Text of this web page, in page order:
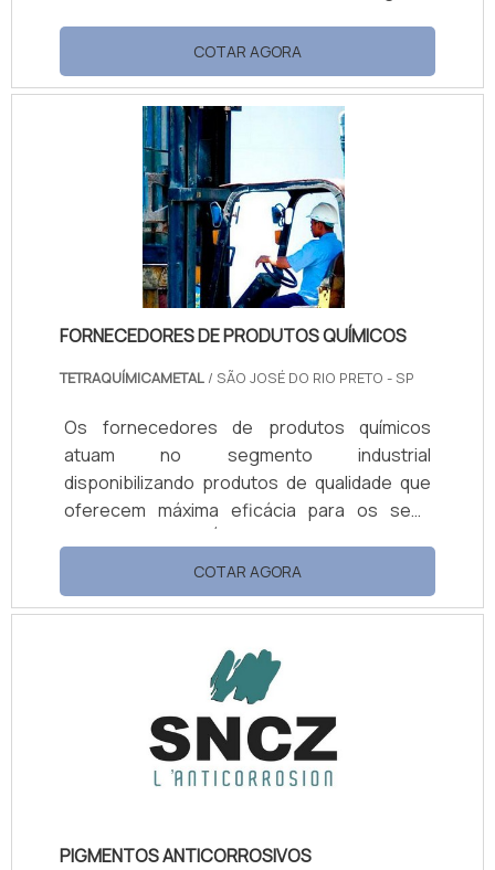
basicamente, para compor o produto final a
fim de proporcionar a ele uma rápida
secagem e fixação, sem despertar no
cliente qualquer tipo de alergia. Um dos
componentes usados para a confecção
deste tipo de resina é a tosilamida, material
capaz de promover adesão, plastificação
interna, brilho, p.
COTAR AGORA
FORNECEDORES DE PRODUTOS QUÍMICOS
TETRAQUÍMICAMETAL / SÃO JOSÉ DO RIO PRETO - SP
Os fornecedores de produtos químicos
atuam no segmento industrial
disponibilizando produtos de qualidade que
oferecem máxima eficácia para os seus
empresas de produtos químicos voltadas
especificamente para o setor industrial, que
possuem uma gama extensa de compostos
Desincrustantes; Desengraxantes;
Decapante, desengraxantes e fosfatizante;
Fosfatos; Higiene; Processo nanocerâmico;
Lubrificantes; Neutralizadores; Acele.
COTAR AGORA
PIGMENTOS ANTICORROSIVOS